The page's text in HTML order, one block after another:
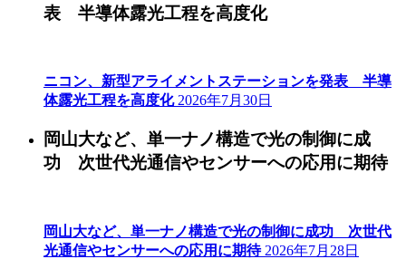
表 半導体露光工程を高度化
ニコン、新型アライメントステーションを発表 半導
体露光工程を高度化 2026年7月30日
岡山大など、単一ナノ構造で光の制御に成
功 次世代光通信やセンサーへの応用に期待
岡山大など、単一ナノ構造で光の制御に成功 次世代
光通信やセンサーへの応用に期待 2026年7月28日